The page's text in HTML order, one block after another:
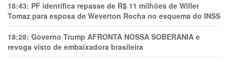
18:43: PF identifica repasse de R$ 11 milhões de Willer
Tomaz para esposa de Weverton Rocha no esquema do INSS
18:28: Governo Trump AFRONTA NOSSA SOBERANIA e
revoga visto de embaixadora brasileira